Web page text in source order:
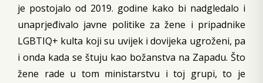
je postojalo od 2019. godine kako bi nadgledalo i
unaprjeđivalo javne politike za žene i pripadnike
LGBTIQ+ kulta koji su uvijek i dovijeka ugroženi, pa
i onda kada se štuju kao božanstva na Zapadu. Što
žene rade u tom ministarstvu i toj grupi, to je